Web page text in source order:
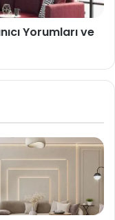
Yorumları ve